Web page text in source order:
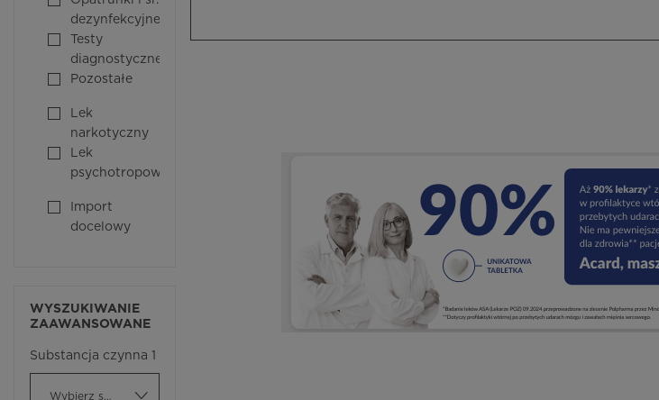
dezynfekcyjne
Testy
diagnostyczne
Pozostałe
Lek
narkotyczny
Lek
psychotropowy
Import
docelowy
WYSZUKIWANIE
ZAAWANSOWANE
Substancja czynna 1